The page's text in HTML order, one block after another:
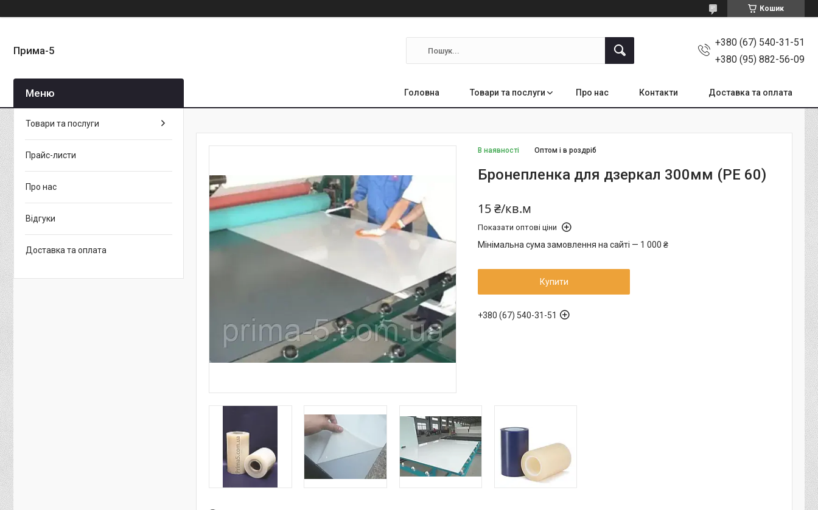
Кошик
Прима-5
+380 (67) 540-31-51
+380 (95) 882-56-09
Головна Товари та послуги Про нас Контакти Доставка та оплата
В наявності Оптом і в роздріб
Бронепленка для дзеркал 300мм (РЕ 60)
15 ₴/кв.м
Показати оптові ціни
Мінімальна сума замовлення на сайті — 1 000 ₴
Купити
+380 (67) 540-31-51
Товари та послуги
Прайс-листи
Про нас
Відгуки
Доставка та оплата